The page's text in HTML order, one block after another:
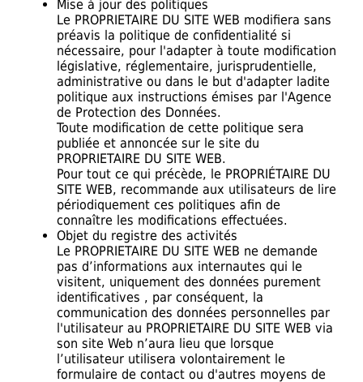
Mise à jour des politiques
Le PROPRIETAIRE DU SITE WEB modifiera sans
préavis la politique de confidentialité si
nécessaire, pour l'adapter à toute modification
législative, réglementaire, jurisprudentielle,
administrative ou dans le but d'adapter ladite
politique aux instructions émises par l'Agence
de Protection des Données.
Toute modification de cette politique sera
publiée et annoncée sur le site du
PROPRIETAIRE DU SITE WEB.
Pour tout ce qui précède, le PROPRIÉTAIRE DU
SITE WEB, recommande aux utilisateurs de lire
périodiquement ces politiques afin de
connaître les modifications effectuées.
Objet du registre des activités
Le PROPRIETAIRE DU SITE WEB ne demande
pas d’informations aux internautes qui le
visitent, uniquement des données purement
identificatives , par conséquent, la
communication des données personnelles par
l'utilisateur au PROPRIETAIRE DU SITE WEB via
son site Web n’aura lieu que lorsque
l’utilisateur utilisera volontairement le
formulaire de contact ou d'autres moyens de